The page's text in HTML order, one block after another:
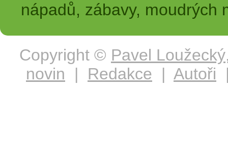
nápadů, zábavy, moudrých
Copyright © Pavel Loužecký
novin | Redakce | Autoři